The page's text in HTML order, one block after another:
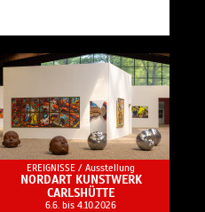
EREIGNISSE / Ausstellung
NORDART KUNSTWERK
CARLSHÜTTE
6.6. bis 4.10.2026